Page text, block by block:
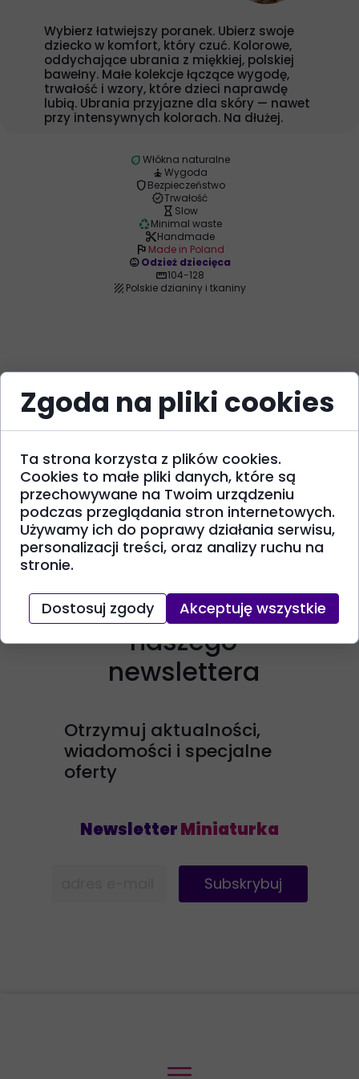
Wybierz łatwiejszy poranek. Ubierz swoje
dziecko w komfort, który czuć. Kolorowe,
oddychające ubrania z miękkiej, polskiej
bawełny. Małe kolekcje łączące wygodę,
trwałość i wzory, które dzieci naprawdę
lubią. Ubrania przyjazne dla skóry — nawet
przy intensywnych kolorach. Na dłużej.
ecoWłókna naturalne
self_improvementWygoda
shieldBezpieczeństwo
verifiedTrwałość
hourglass_empty Slow
recyclingMinimal waste
content_cutHandmade
flag Made in Poland
child_careOdzież dziecięca
straighten104-128
texture Polskie dzianiny i tkaniny
Zapisz się do
naszego
newslettera
Otrzymuj aktualności,
wiadomości i specjalne
oferty
NewsletterMiniaturka
Subskrybuj
Zgoda na pliki cookies
Ta strona korzysta z plików cookies.
Cookies to małe pliki danych, które są
przechowywane na Twoim urządzeniu
podczas przeglądania stron internetowych.
Używamy ich do poprawy działania serwisu,
personalizacji treści, oraz analizy ruchu na
stronie.
Dostosuj zgody Akceptuję wszystkie